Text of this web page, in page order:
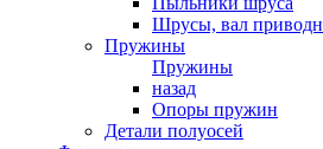
Шрусы, вал
Пружины
Пружины
назад
Опоры пружин
Детали полуосей